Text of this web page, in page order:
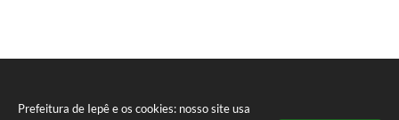
Prefeitura de Iepê e os cookies: nosso site usa